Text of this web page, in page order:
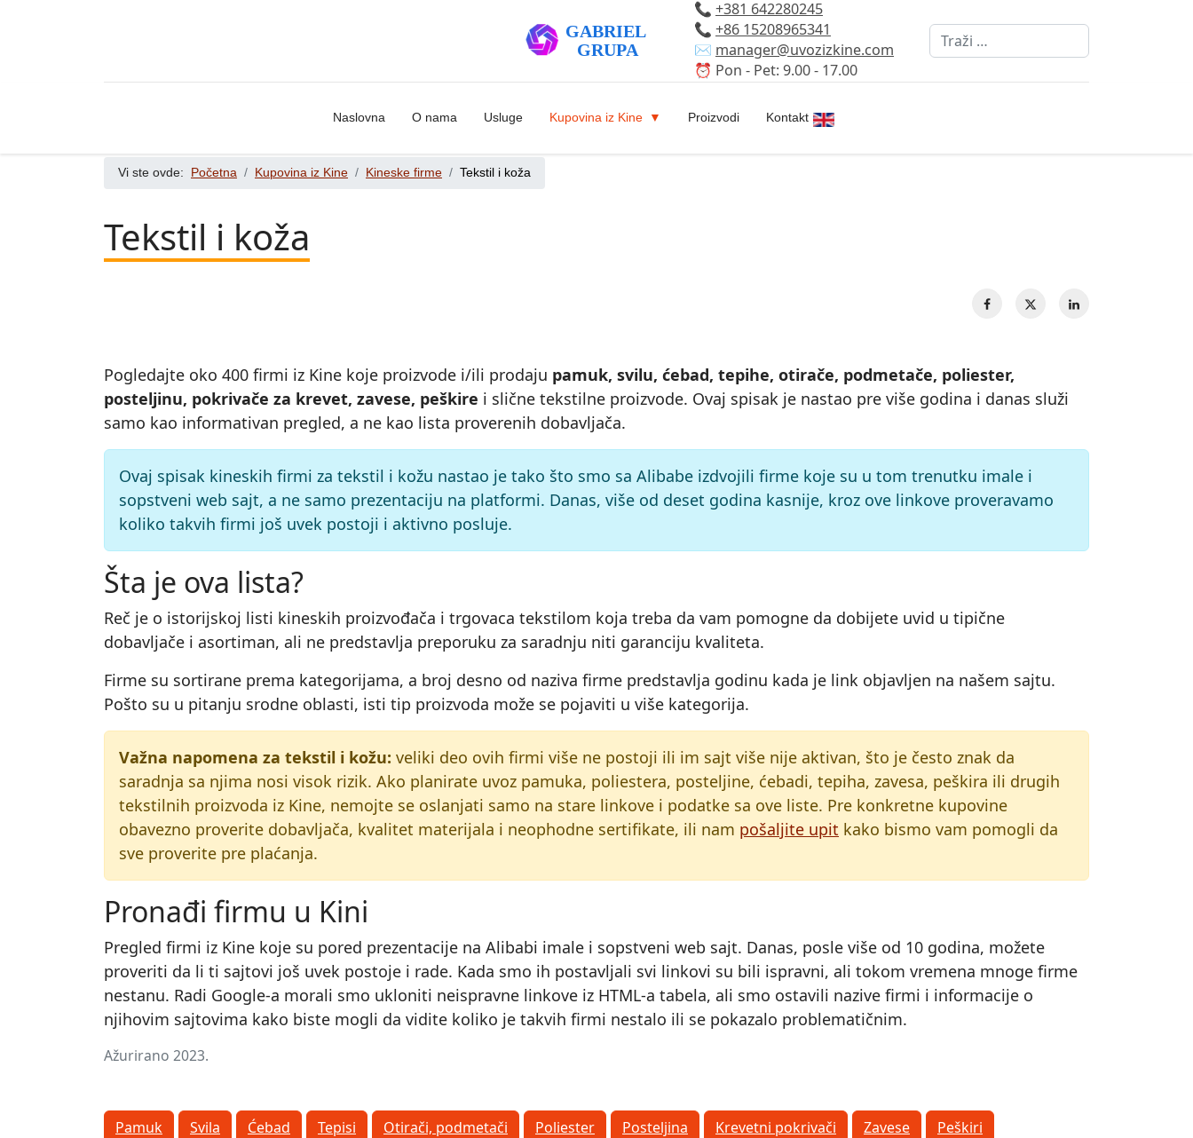
📞 +381 642280245
📞 +86 15208965341
✉️ manager@uvozizkine.com
⏰ Pon - Pet: 9.00 - 17.00
Pretraži
Naslovna O nama Usluge Kupovina iz Kine Proizvodi Kontakt Izaberite vaš jezik
Vi ste ovde: Početna Kupovina iz Kine Kineske firme Tekstil i koža
Tekstil i koža
Pogledajte oko 400 firmi iz Kine koje proizvode i/ili prodaju pamuk, svilu, ćebad, tepihe, otirače, podmetače, poliester,
posteljinu, pokrivače za krevet, zavese, peškire i slične tekstilne proizvode. Ovaj spisak je nastao pre više godina i danas služi
samo kao informativan pregled, a ne kao lista proverenih dobavljača.
Ovaj spisak kineskih firmi za tekstil i kožu nastao je tako što smo sa Alibabe izdvojili firme koje su u tom trenutku imale i
sopstveni web sajt, a ne samo prezentaciju na platformi. Danas, više od deset godina kasnije, kroz ove linkove proveravamo
koliko takvih firmi još uvek postoji i aktivno posluje.
Šta je ova lista?
Reč je o istorijskoj listi kineskih proizvođača i trgovaca tekstilom koja treba da vam pomogne da dobijete uvid u tipične
dobavljače i asortiman, ali ne predstavlja preporuku za saradnju niti garanciju kvaliteta.
Firme su sortirane prema kategorijama, a broj desno od naziva firme predstavlja godinu kada je link objavljen na našem sajtu.
Pošto su u pitanju srodne oblasti, isti tip proizvoda može se pojaviti u više kategorija.
Važna napomena za tekstil i kožu: veliki deo ovih firmi više ne postoji ili im sajt više nije aktivan, što je često znak da
saradnja sa njima nosi visok rizik. Ako planirate uvoz pamuka, poliestera, posteljine, ćebadi, tepiha, zavesa, peškira ili drugih
tekstilnih proizvoda iz Kine, nemojte se oslanjati samo na stare linkove i podatke sa ove liste. Pre konkretne kupovine
obavezno proverite dobavljača, kvalitet materijala i neophodne sertifikate, ili nam pošaljite upit kako bismo vam pomogli da
sve proverite pre plaćanja.
Pronađi firmu u Kini
Pregled firmi iz Kine koje su pored prezentacije na Alibabi imale i sopstveni web sajt. Danas, posle više od 10 godina, možete
proveriti da li ti sajtovi još uvek postoje i rade. Kada smo ih postavljali svi linkovi su bili ispravni, ali tokom vremena mnoge firme
nestanu. Radi Google-a morali smo ukloniti neispravne linkove iz HTML-a tabela, ali smo ostavili nazive firmi i informacije o
njihovim sajtovima kako biste mogli da vidite koliko je takvih firmi nestalo ili se pokazalo problematičnim.
Ažurirano 2023.
Pamuk Svila Ćebad Tepisi Otirači, podmetači Poliester Posteljina Krevetni pokrivači Zavese Peškiri